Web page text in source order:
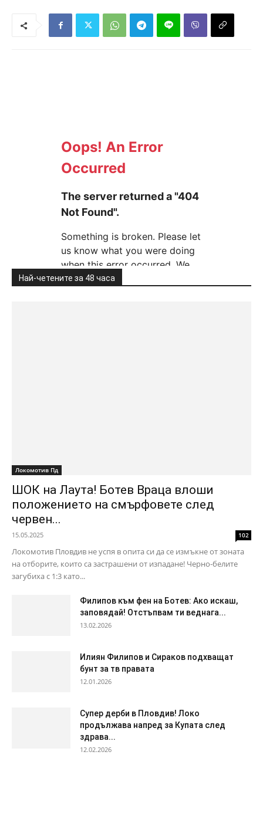
Най-четените за 48 часа
Локомотив Пд
ШОК на Лаута! Ботев Враца влоши
положението на смърфовете след
червен...
15.05.2025 102
Локомотив Пловдив не успя в опита си да се измъкне от зоната
на отборите, които са застрашени от изпадане! Черно-белите
загубиха с 1:3 като...
Филипов към фен на Ботев: Ако искаш,
заповядай! Отстъпвам ти веднага...
13.02.2026
Илиян Филипов и Сираков подхващат
бунт за тв правата
12.01.2026
Супер дерби в Пловдив! Локо
продължава напред за Купата след
здрава...
12.02.2026